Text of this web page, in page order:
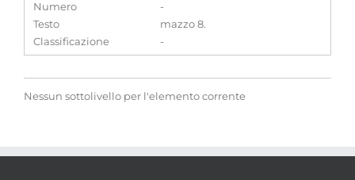
Numero
-
Testo
mazzo 8.
Classificazione
-
Nessun sottolivello per l'elemento corrente